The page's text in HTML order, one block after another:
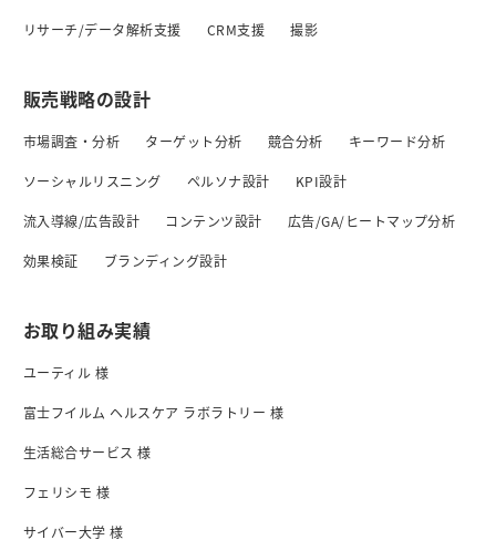
リサーチ/データ解析支援 CRM支援 撮影
販売戦略の設計
市場調査・分析 ターゲット分析 競合分析 キーワード分析
ソーシャルリスニング ペルソナ設計 KPI設計
流入導線/広告設計 コンテンツ設計 広告/GA/ヒートマップ分析
効果検証 ブランディング設計
お取り組み実績
ユーティル 様
富士フイルム ヘルスケア ラボラトリー 様
生活総合サービス 様
フェリシモ 様
サイバー大学 様